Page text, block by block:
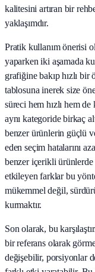
kalitesini artıran bir
yaklaşımdır.
Pratik kullanım önerisi
yaparken iki aşamada
grafiğine bakıp hızlı
tablosuna inerek size
süreci hem hızlı hem
aynı kategoride birkaç
benzer ürünlerin güçlü
eden seçim hatalarını
benzer içerikli
etkileyen farklar bu
mükemmel değil,
kurmaktır.
Son olarak, bu
bir referans olarak
değişebilir, porsiyonlar